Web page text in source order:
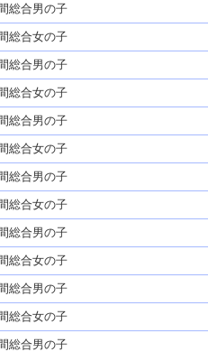
総合男の子
総合女の子
総合男の子
総合女の子
総合男の子
総合女の子
総合男の子
総合女の子
総合男の子
総合女の子
総合男の子
総合女の子
総合男の子